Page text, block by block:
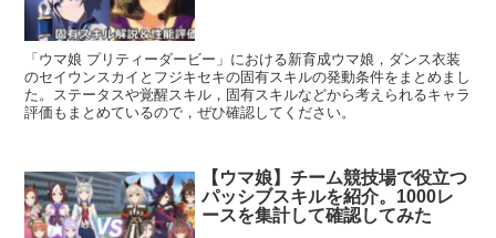
「ウマ娘 プリティーダービー」における新育成ウマ娘，ダンス衣装
のセイウンスカイとフジキセキの固有スキルの発動条件をまとめまし
た。ステータスや覚醒スキル，固有スキルなどから考えられるキャラ
評価もまとめているので，ぜひ確認してください。
【ウマ娘】チーム競技場で役立つ
パッシブスキルを紹介。1000レ
ースを集計して確認してみた